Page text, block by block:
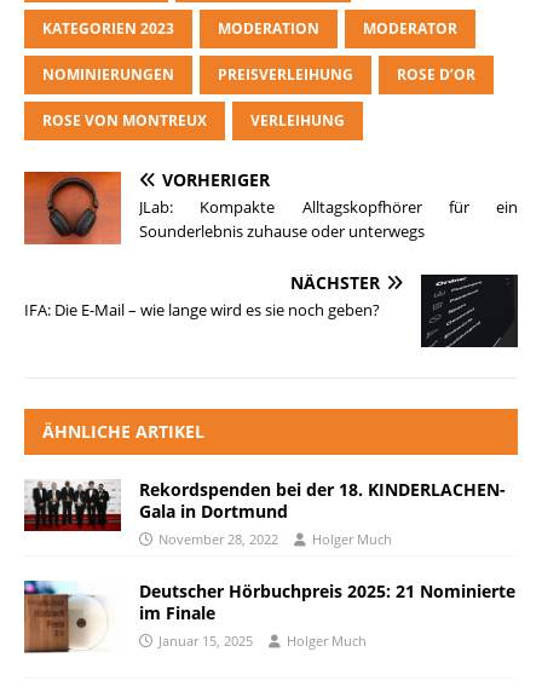
KATEGORIEN 2023 MODERATION MODERATOR
NOMINIERUNGEN PREISVERLEIHUNG ROSE D’OR
ROSE VON MONTREUX VERLEIHUNG
VORHERIGER
JLab: Kompakte Alltagskopfhörer für ein
Sounderlebnis zuhause oder unterwegs
NÄCHSTER
IFA: Die E-Mail – wie lange wird es sie noch geben?
ÄHNLICHE ARTIKEL
Rekordspenden bei der 18. KINDERLACHEN-
Gala in Dortmund
November 28, 2022 Holger Much
Deutscher Hörbuchpreis 2025: 21 Nominierte
im Finale
Januar 15, 2025 Holger Much